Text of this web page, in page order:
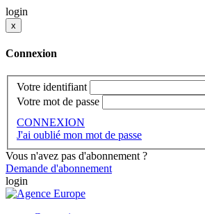
login
x
Connexion
Votre identifiant
Votre mot de passe
CONNEXION
J'ai oublié mon mot de passe
Vous n'avez pas d'abonnement ?
Demande d'abonnement
login